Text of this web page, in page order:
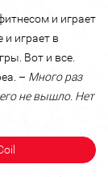
и играет
и играет в
Вот и все.
– Много раз
не вышло. Нет